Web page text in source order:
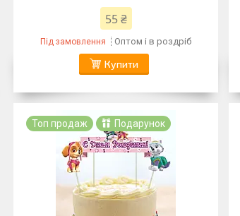
55 ₴
Під замовлення Оптом і в роздріб
Купити
Топ продаж Подарунок